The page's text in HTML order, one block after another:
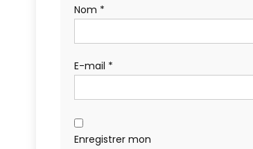
Nom *
E-mail *
Enregistrer mon